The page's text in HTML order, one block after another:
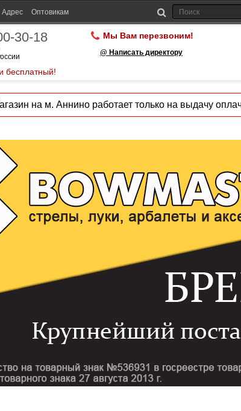
Адрес Оптовикам
30-18
бесплатный!
Мы Вам перезвоним!
@ Написать директору
на м. Аннино работает только на выдачу